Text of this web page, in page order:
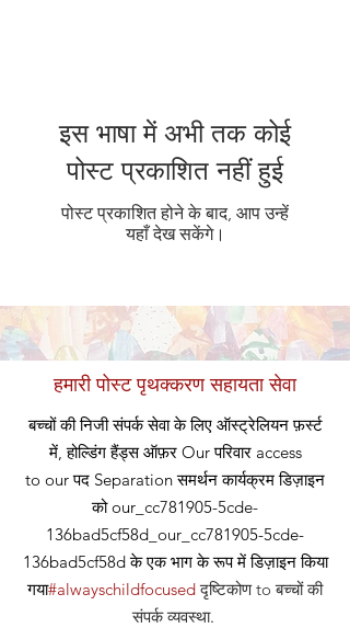
इस भाषा में अभी तक कोई
पोस्ट प्रकाशित नहीं हुई
पोस्ट प्रकाशित होने के बाद, आप उन्हें
यहाँ देख सकेंगे।
हमारी पोस्ट पृथक्करण सहायता सेवा
बच्चों की निजी संपर्क सेवा के लिए ऑस्ट्रेलियन फ़र्स्ट
में, होल्डिंग हैंड्स ऑफ़र Ourपरिवार access
to ourपद Separation समर्थन कार्यक्रम डिज़ाइन
को our_cc781905-5cde-
136bad5cf58d_our_cc781905-5cde-
136bad5cf58d के एक भाग के रूप में डिज़ाइन किया
गया#alwayschildfocusedदृष्टिकोणto बच्चों की
संपर्क व्यवस्था.